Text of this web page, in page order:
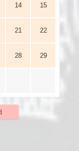
14 15
21 22
28 29